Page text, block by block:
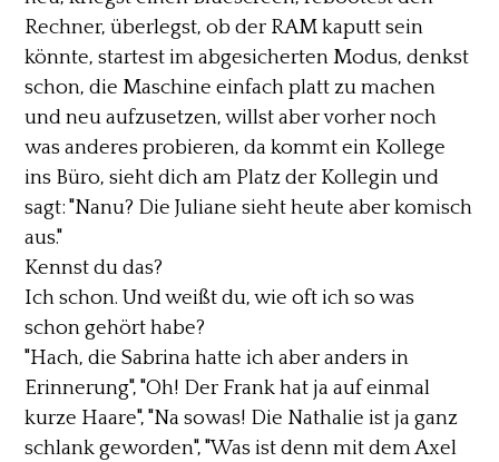
Rechner, überlegst, ob der RAM kaputt sein
könnte, startest im abgesicherten Modus, denkst
schon, die Maschine einfach platt zu machen
und neu aufzusetzen, willst aber vorher noch
was anderes probieren, da kommt ein Kollege
ins Büro, sieht dich am Platz der Kollegin und
sagt: "Nanu? Die Juliane sieht heute aber komisch
aus."
Kennst du das?
Ich schon. Und weißt du, wie oft ich so was
schon gehört habe?
"Hach, die Sabrina hatte ich aber anders in
Erinnerung", "Oh! Der Frank hat ja auf einmal
kurze Haare", "Na sowas! Die Nathalie ist ja ganz
schlank geworden", "Was ist denn mit dem Axel